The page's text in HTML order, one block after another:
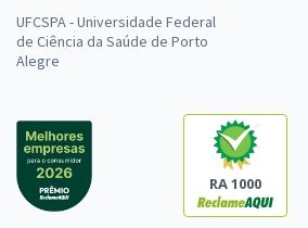
UFCSPA - Universidade Federal
de Ciência da Saúde de Porto
Alegre
RA 1000